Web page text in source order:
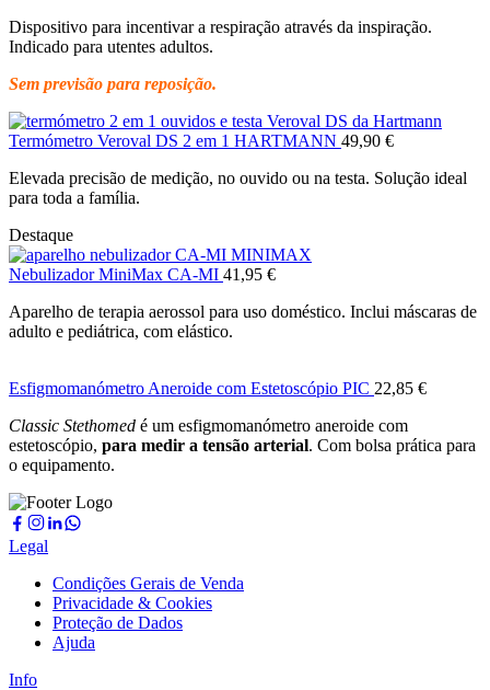
Dispositivo para incentivar a respiração através da inspiração.
Indicado para utentes adultos.
Sem previsão para reposição.
Termómetro Veroval DS 2 em 1 HARTMANN 49,90 €
Elevada precisão de medição, no ouvido ou na testa. Solução ideal
para toda a família.
Destaque
Nebulizador MiniMax CA-MI 41,95 €
Aparelho de terapia aerossol para uso doméstico. Inclui máscaras de
adulto e pediátrica, com elástico.
Esfigmomanómetro Aneroide com Estetoscópio PIC 22,85 €
Classic Stethomed é um esfigmomanómetro aneroide com
estetoscópio, para medir a tensão arterial. Com bolsa prática para
o equipamento.
Legal
Condições Gerais de Venda
Privacidade & Cookies
Proteção de Dados
Ajuda
Info